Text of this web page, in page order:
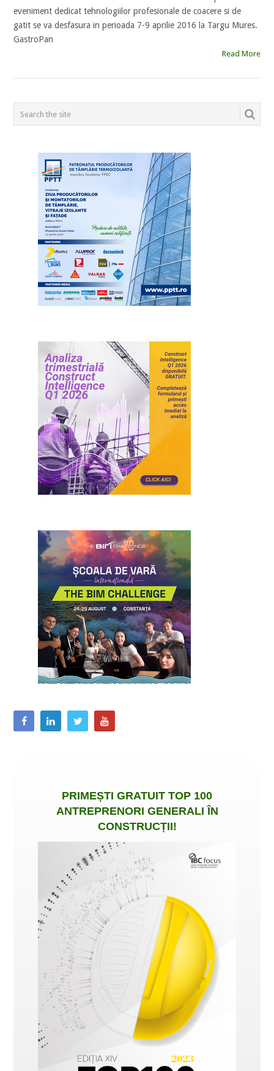
eveniment dedicat tehnologiilor profesionale de coacere si de
gatit se va desfasura in perioada 7-9 aprilie 2016 la Targu Mures.
GastroPan
Read More
POSTS
NAVIGATION
PRIMEȘTI GRATUIT TOP 100
ANTREPRENORI GENERALI ÎN
CONSTRUCȚII!